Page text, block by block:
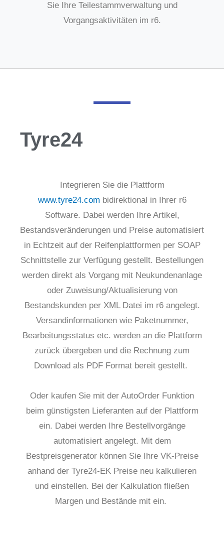
Sie Ihre Teilestammverwaltung und
Vorgangsaktivitäten im r6.
Tyre24
Integrieren Sie die Plattform
www.tyre24.com bidirektional in Ihrer r6
Software. Dabei werden Ihre Artikel,
Bestandsveränderungen und Preise automatisiert
in Echtzeit auf der Reifenplattformen per SOAP
Schnittstelle zur Verfügung gestellt. Bestellungen
werden direkt als Vorgang mit Neukundenanlage
oder Zuweisung/Aktualisierung von
Bestandskunden per XML Datei im r6 angelegt.
Versandinformationen wie Paketnummer,
Bearbeitungsstatus etc. werden an die Plattform
zurück übergeben und die Rechnung zum
Download als PDF Format bereit gestellt.
Oder kaufen Sie mit der AutoOrder Funktion
beim günstigsten Lieferanten auf der Plattform
ein. Dabei werden Ihre Bestellvorgänge
automatisiert angelegt. Mit dem
Bestpreisgenerator können Sie Ihre VK-Preise
anhand der Tyre24-EK Preise neu kalkulieren
und einstellen. Bei der Kalkulation fließen
Margen und Bestände mit ein.